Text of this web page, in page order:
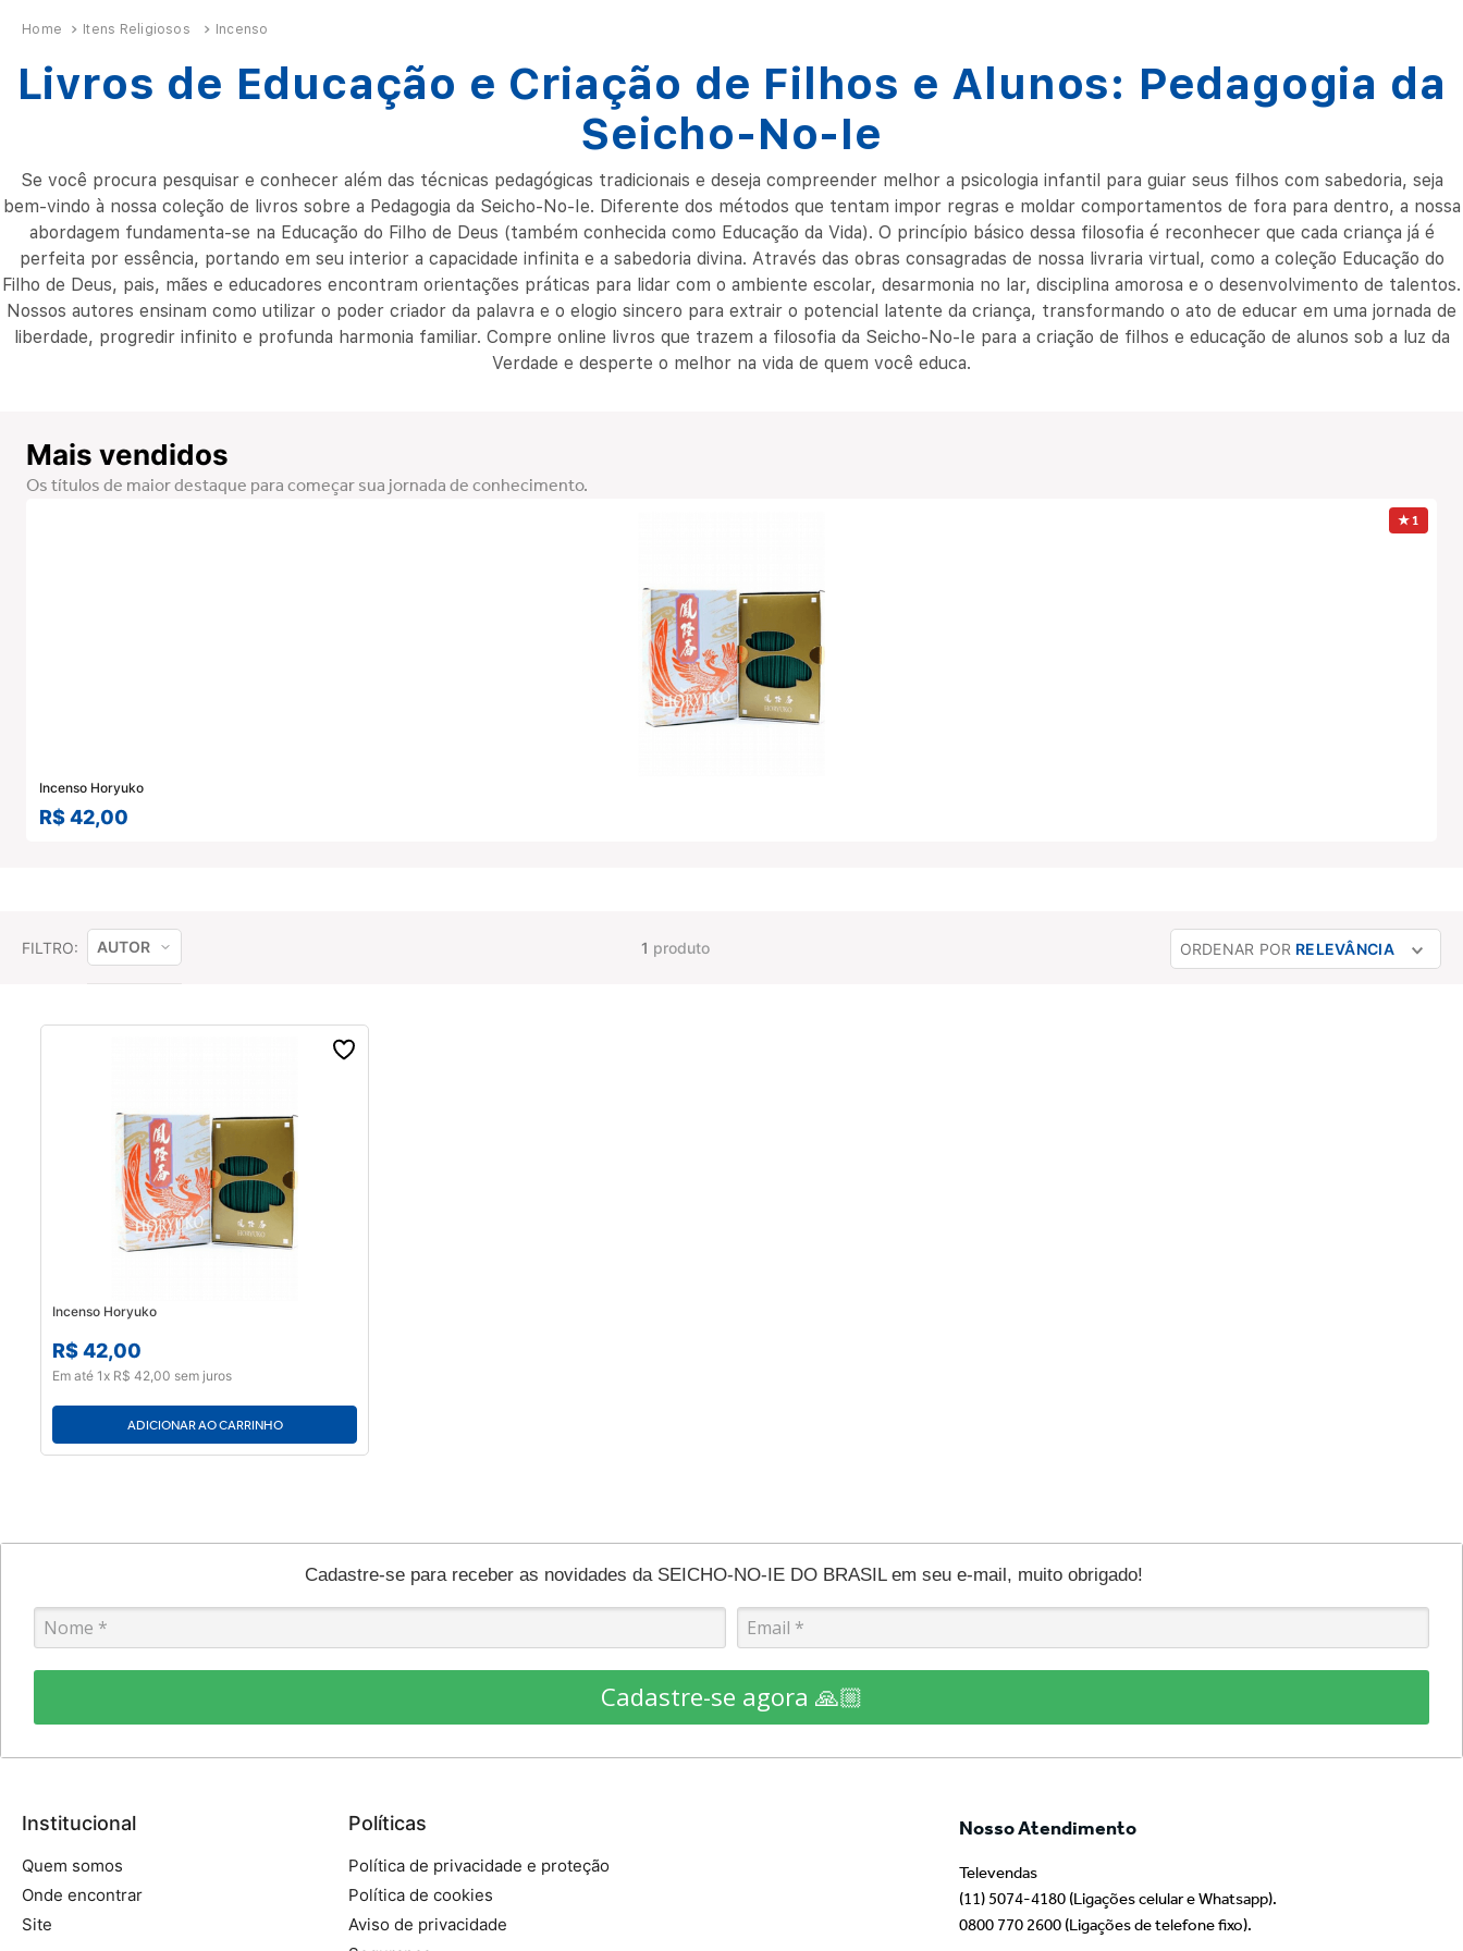
Itens Religiosos Incenso
Livros de Educação e Criação de Filhos e Alunos: Pedagogia da
Seicho-No-Ie
Se você procura pesquisar e conhecer além das técnicas pedagógicas tradicionais e deseja compreender melhor a psicologia infantil para guiar seus filhos com sabedoria, seja
bem-vindo à nossa coleção de livros sobre a Pedagogia da Seicho-No-Ie. Diferente dos métodos que tentam impor regras e moldar comportamentos de fora para dentro, a nossa
abordagem fundamenta-se na Educação do Filho de Deus (também conhecida como Educação da Vida). O princípio básico dessa filosofia é reconhecer que cada criança já é
perfeita por essência, portando em seu interior a capacidade infinita e a sabedoria divina. Através das obras consagradas de nossa livraria virtual, como a coleção Educação do
Filho de Deus, pais, mães e educadores encontram orientações práticas para lidar com o ambiente escolar, desarmonia no lar, disciplina amorosa e o desenvolvimento de talentos.
Nossos autores ensinam como utilizar o poder criador da palavra e o elogio sincero para extrair o potencial latente da criança, transformando o ato de educar em uma jornada de
liberdade, progredir infinito e profunda harmonia familiar. Compre online livros que trazem a filosofia da Seicho-No-Ie para a criação de filhos e educação de alunos sob a luz da
Verdade e desperte o melhor na vida de quem você educa.
Mais vendidos
Os títulos de maior destaque para começar sua jornada de conhecimento.
Incenso Horyuko
R$42,00
1 produto ORDENAR POR RELEVÂNCIA
Incenso Horyuko
R$42,00
Em até1x R$ 42,00 sem juros
ADICIONAR AO CARRINHO
Cadastre-se para receber as novidades da SEICHO-NO-IE DO BRASIL em seu e-mail, muito obrigado!
Cadastre-se agora 🙏🏼
Institucional
Quem somos
Onde encontrar
Site
Políticas
Política de privacidade e proteção
Política de cookies
Aviso de privacidade
Nosso Atendimento
Televendas
(11) 5074-4180 (Ligações celular e Whatsapp).
0800 770 2600 (Ligações de telefone fixo).